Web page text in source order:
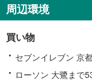
周辺環境
買い物
セブンイレブン 京
ローソン 大鷺まで